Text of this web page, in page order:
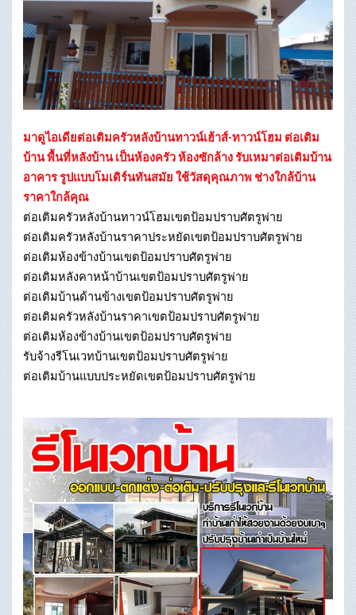
มาดูไอเดียต่อเติมครัวหลังบ้านทาวน์เฮ้าส์-ทาวน์โฮม ต่อเติม
บ้าน พื้นที่หลังบ้าน เป็นห้องครัว ห้องซักล้าง รับเหมาต่อเติมบ้าน
อาคาร รูปแบบโมเดิร์นทันสมัย ใช้วัสดุคุณภาพ ช่างใกล้บ้าน
ราคาใกล้คุณ
ต่อเติมครัวหลังบ้านทาวน์โฮมเขตป้อมปราบศัตรูพ่าย
ต่อเติมครัวหลังบ้านราคาประหยัดเขตป้อมปราบศัตรูพ่าย
ต่อเติมห้องข้างบ้านเขตป้อมปราบศัตรูพ่าย
ต่อเติมหลังคาหน้าบ้านเขตป้อมปราบศัตรูพ่าย
ต่อเติมบ้านด้านข้างเขตป้อมปราบศัตรูพ่าย
ต่อเติมครัวหลังบ้านราคาเขตป้อมปราบศัตรูพ่าย
ต่อเติมห้องข้างบ้านเขตป้อมปราบศัตรูพ่าย
รับจ้างรีโนเวทบ้านเขตป้อมปราบศัตรูพ่าย
ต่อเติมบ้านแบบประหยัดเขตป้อมปราบศัตรูพ่าย